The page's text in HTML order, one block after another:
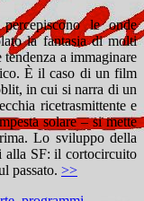
le onde
la fantasia di molti
a immaginare
È il caso di un film
in cui si narra di un
ricetrasmittente e
solare – si mette
Lo sviluppo della
alla SF: il cortocircuito
passato. >>